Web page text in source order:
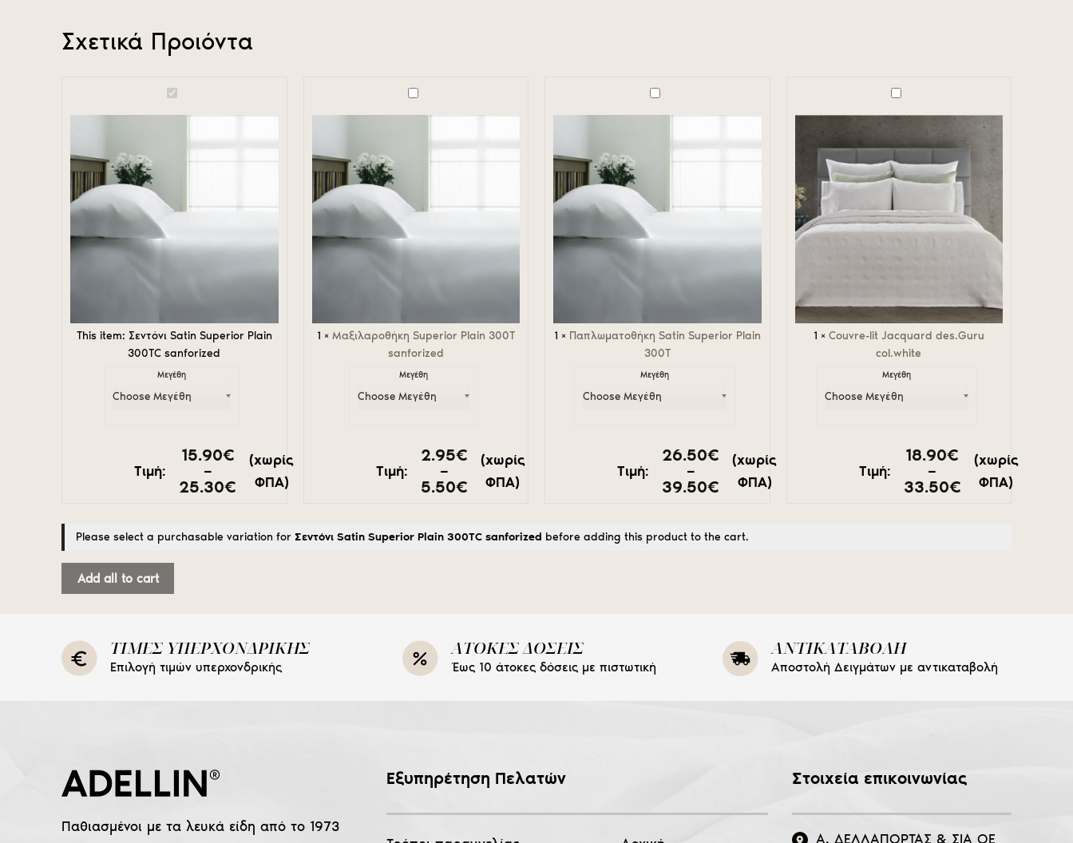
Σχετικά Προιόντα
300TC
sanforized
This item: Σεντόνι Satin Superior Plain
300TC sanforized
Μεγέθη
Τιμή:
15.90€
–
25.30€ Price
through
(χωρίς
ΦΠΑ)
sanforized
1 × Μαξιλαροθήκη Superior Plain 300T
sanforized
Μεγέθη
Τιμή:
2.95€
–
5.50€Price
through
(χωρίς
ΦΠΑ)
300T
1 × Παπλωματοθήκη Satin Superior Plain
300T
Μεγέθη
Τιμή:
26.50€
–
39.50€ Price
through
(χωρίς
ΦΠΑ)
col.white
1 × Couvre-lit Jacquard des.Guru
col.white
Μεγέθη
Τιμή:
18.90€
–
33.50€Price
(χωρίς
ΦΠΑ)
Please select a purchasable variation for Σεντόνι Satin Superior Plain 300TC sanforized before adding this product to the cart.
Add all to cart
ΤΙΜΕΣ ΥΠΕΡΧΟΝΔΡΙΚΗΣ
Επιλογή τιμών υπερχονδρικής
ΑΤΟΚΕΣ ΔΟΣΕΙΣ
Έως 10 άτοκες δόσεις με πιστωτική
ΑΝΤΙΚΑΤΑΒΟΛΗ
Αποστολή Δειγμάτων με αντικαταβολή
Παθιασμένοι με τα λευκά είδη από το 1973
Εξυπηρέτηση Πελατών Στοιχεία επικοινωνίας
Α. ΔΕΛΛΑΠΟΡΤΑΣ & ΣΙΑ ΟΕ